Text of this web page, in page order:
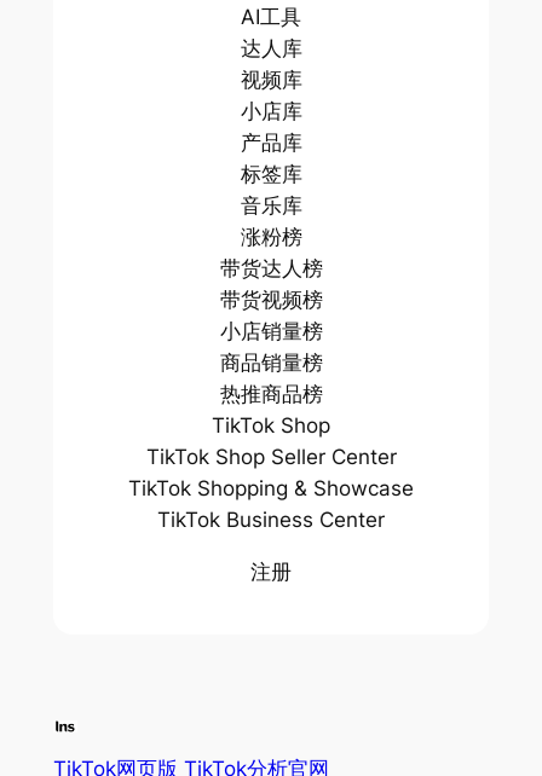
AI工具
达人库
视频库
小店库
产品库
标签库
音乐库
涨粉榜
带货达人榜
带货视频榜
小店销量榜
商品销量榜
热推商品榜
TikTok Shop
TikTok Shop Seller Center
TikTok Shopping & Showcase
TikTok Business Center
注册
TikTok网页版 TikTok分析官网